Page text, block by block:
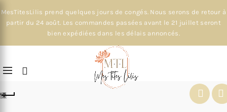
MesTitesLilis prend quelques jours de congés. Nous serons de retour à
partir du 24 août. Les commandes passées avant le 21 juillet seront
bien expédiées dans les délais annoncés.